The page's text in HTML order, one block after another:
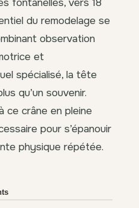
fontanelles, vers 18
du remodelage se
observation
et
spécialisé, la tête
qu’un souvenir.
ce crâne en pleine
pour s’épanouir
physique répétée.